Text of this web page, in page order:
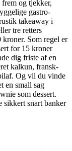
og tjekker,
gastro-
takeaway i
tre retters
Som regel er
for 15 kroner
dig friste af en
kalkun, fransk-
Og vil du vinde
en small sag
som dessert.
sikkert snart banker